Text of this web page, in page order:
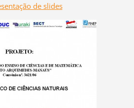
de slides